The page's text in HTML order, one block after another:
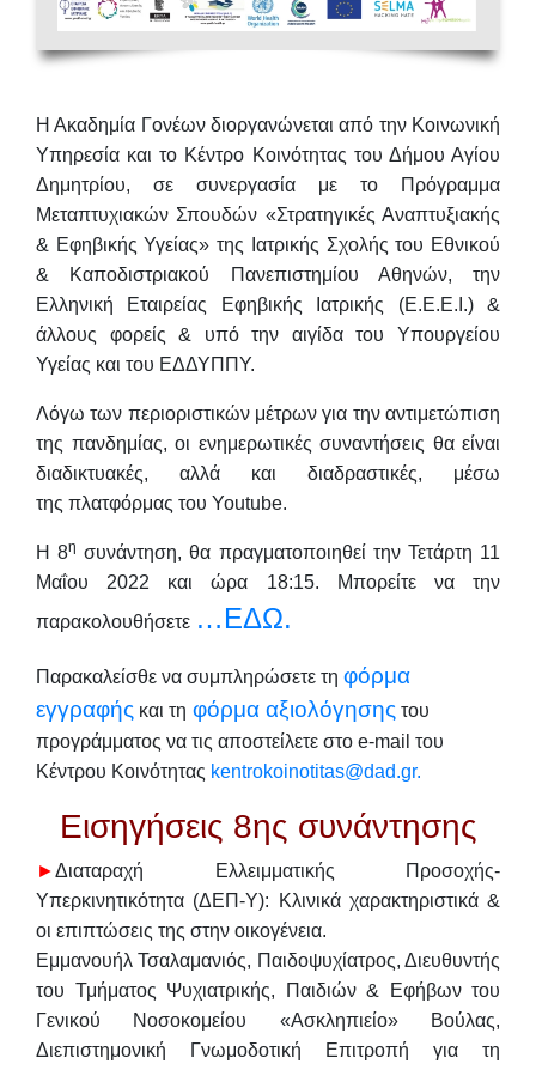
Η Ακαδημία Γονέων διοργανώνεται από την Κοινωνική
Υπηρεσία και το Κέντρο Κοινότητας του Δήμου Αγίου
Δημητρίου, σε συνεργασία με τo Πρόγραμμα
Μεταπτυχιακών Σπουδών «Στρατηγικές Αναπτυξιακής
& Εφηβικής Υγείας» της Ιατρικής Σχολής του Εθνικού
& Καποδιστριακού Πανεπιστημίου Αθηνών, την
Ελληνική Εταιρείας Εφηβικής Ιατρικής (E.E.E.I.) &
άλλους φορείς & υπό την αιγίδα του Υπουργείου
Υγείας και του ΕΔΔΥΠΠΥ.
Λόγω των περιοριστικών μέτρων για την αντιμετώπιση
της πανδημίας, οι ενημερωτικές συναντήσεις θα είναι
διαδικτυακές, αλλά και διαδραστικές, μέσω
της πλατφόρμας του Youtube.
Η 8η συνάντηση, θα πραγματοποιηθεί την Τετάρτη 11
Μαΐου 2022 και ώρα 18:15. Μπορείτε να την
παρακολουθήσετε …ΕΔΩ.
Παρακαλείσθε να συμπληρώσετε τη φόρμα
εγγραφής και τη φόρμα αξιολόγησης του
προγράμματος να τις αποστείλετε στο e-mail του
Κέντρου Κοινότητας kentrokoinotitas@dad.gr.
Εισηγήσεις 8ης συνάντησης
►Διαταραχή Ελλειμματικής Προσοχής-
Υπερκινητικότητα (ΔΕΠ-Υ):
Κλινικά χαρακτηριστικά &
οι επιπτώσεις της στην οικογένεια.
Εμμανουήλ Τσαλαμανιός, Παιδοψυχίατρος, Διευθυντής
του Τμήματος Ψυχιατρικής, Παιδιών & Εφήβων του
Γενικού Νοσοκομείου «Ασκληπιείο» Βούλας,
Διεπιστημονική Γνωμοδοτική Επιτροπή για τη